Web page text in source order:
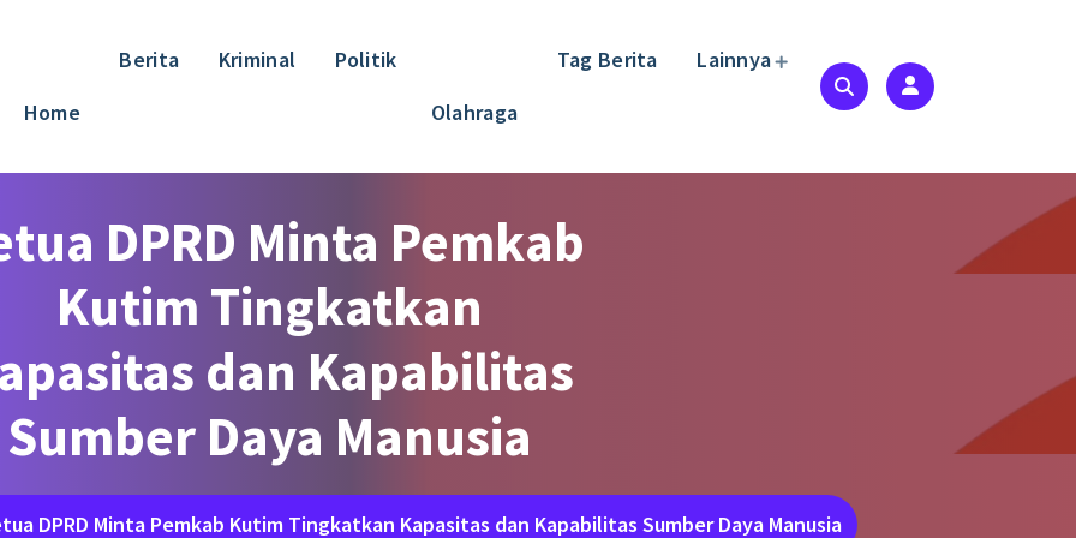
Home
Berita Kriminal
Politik
Olahraga
Tag Berita Lainnya
DPRD Minta Pemkab
Kutim Tingkatkan
dan Kapabilitas
Sumber Daya Manusia
DPRD Minta Pemkab Kutim Tingkatkan Kapasitas dan Kapabilitas Sumber Daya Manusia